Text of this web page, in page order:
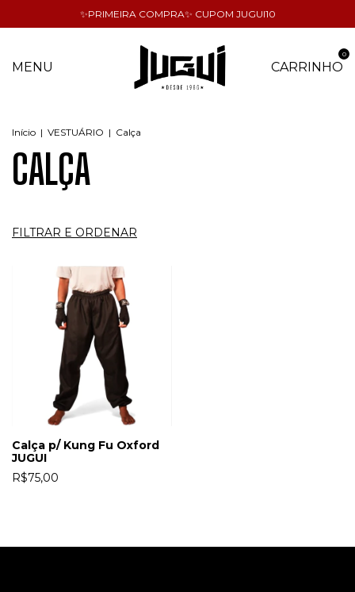
✨PRIMEIRA COMPRA✨ CUPOM JUGUI10
MENU CARRINHO
0
Início | VESTUÁRIO | Calça
CALÇA
FILTRAR E ORDENAR
Calça p/ Kung Fu Oxford
JUGUI
R$75,00